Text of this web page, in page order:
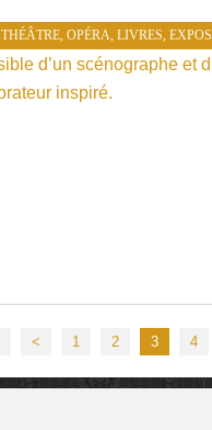
THÉÂTRE OPÉRA LIVRES EXPOSITIONS
< 1 2 3 4